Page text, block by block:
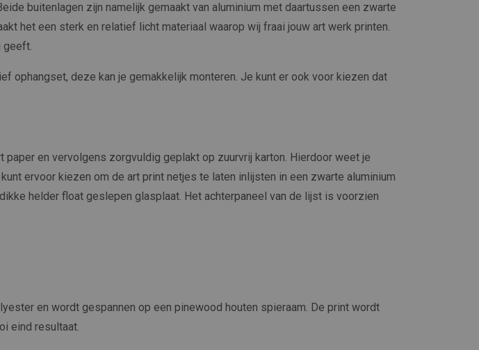
buitenlagen zijn namelijk gemaakt van aluminium met daartussen een zwarte
het een sterk en relatief licht materiaal waarop wij fraai jouw art werk printen.
geeft.
ophangset, deze kan je gemakkelijk monteren. Je kunt er ook voor kiezen dat
en vervolgens zorgvuldig geplakt op zuurvrij karton. Hierdoor weet je
ervoor kiezen om de art print netjes te laten inlijsten in een zwarte aluminium
helder float geslepen glasplaat. Het achterpaneel van de lijst is voorzien
en wordt gespannen op een pinewood houten spieraam. De print wordt
eind resultaat.